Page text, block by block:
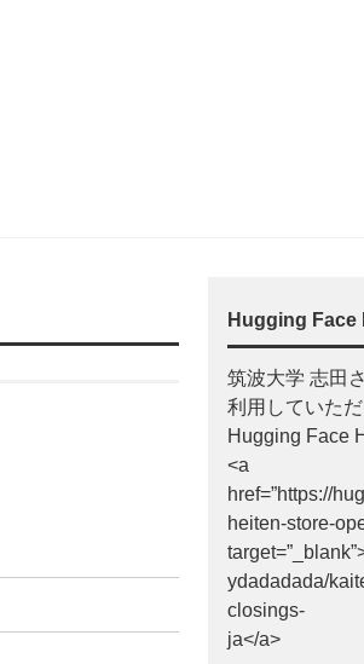
Hugging Face
筑波大学 志田
利用していた
Hugging Face
<a
href=”https://
heiten-store-
ydadadada/
closings-
ja</a>